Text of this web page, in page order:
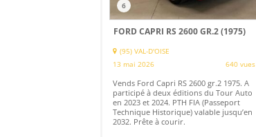
6
FORD CAPRI RS 2600 GR.2 (1975)
(95) VAL-D'OISE
13 mai 2026
640 vues
Vends Ford Capri RS 2600 gr.2 1975. A
participé à deux éditions du Tour Auto
en 2023 et 2024. PTH FIA (Passeport
Technique Historique) valable jusqu’en
2032. Prête à courir.